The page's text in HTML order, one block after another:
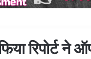
रिपोर्ट ने